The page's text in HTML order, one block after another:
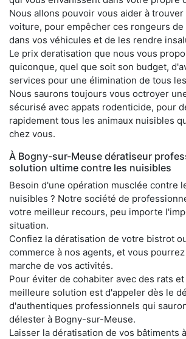
Nous allons pouvoir vous aider à
voiture, pour empêcher ces rongeurs
dans vos véhicules et de les rendre
Le prix deratisation que nous vous
quiconque, quel que soit son budget,
services pour une élimination de tous
Nous saurons toujours vous octroyer
sécurisé avec appats rodenticide, pour
rapidement tous les animaux nuisibles
chez vous.
À Bogny-sur-Meuse dératiseur
solution ultime contre les nuisibles
Besoin d'une opération musclée contre
nuisibles ? Notre société de
votre meilleur recours, peu importe
situation.
Confiez la dératisation de votre bistrot
commerce à nos agents, et vous
marche de vos activités.
Pour éviter de cohabiter avec des rats
meilleure solution est d'appeler dès le
d'authentiques professionnels qui
délester à Bogny-sur-Meuse.
Laisser la dératisation de vos bâtiments